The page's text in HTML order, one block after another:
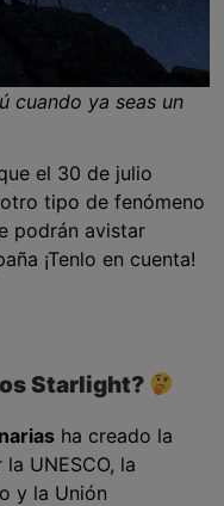
cuando ya seas un
el 30 de julio
tipo de fenómeno
podrán avistar
¡Tenlo en cuenta!
Starlight?
ha creado la
UNESCO, la
y la Unión